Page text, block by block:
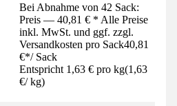
Bei Abnahme von 42 Sack:
Preis — 40,81 € * Alle Preise
inkl. MwSt. und ggf. zzgl.
Versandkosten pro Sack40,81
€*/ Sack
Entspricht 1,63 € pro kg(1,63
€/ kg)